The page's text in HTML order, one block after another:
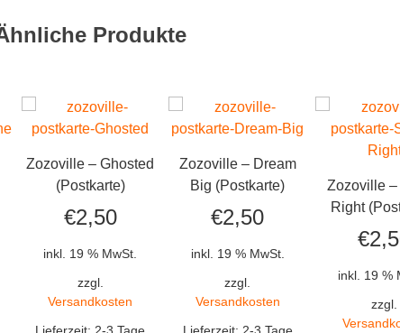
Produkte
Zozoville – Ghosted
(Postkarte)
€2,50
inkl. 19 % MwSt.
zzgl.
Versandkosten
Zozoville – Dream
Big (Postkarte)
€2,50
inkl. 19 % MwSt.
zzgl.
Versandkosten
Zozoville
Right
€
inkl. 19 %
zzgl.